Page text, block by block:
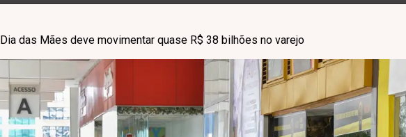
Dia das Mães deve movimentar quase R$ 38 bilhões no varejo